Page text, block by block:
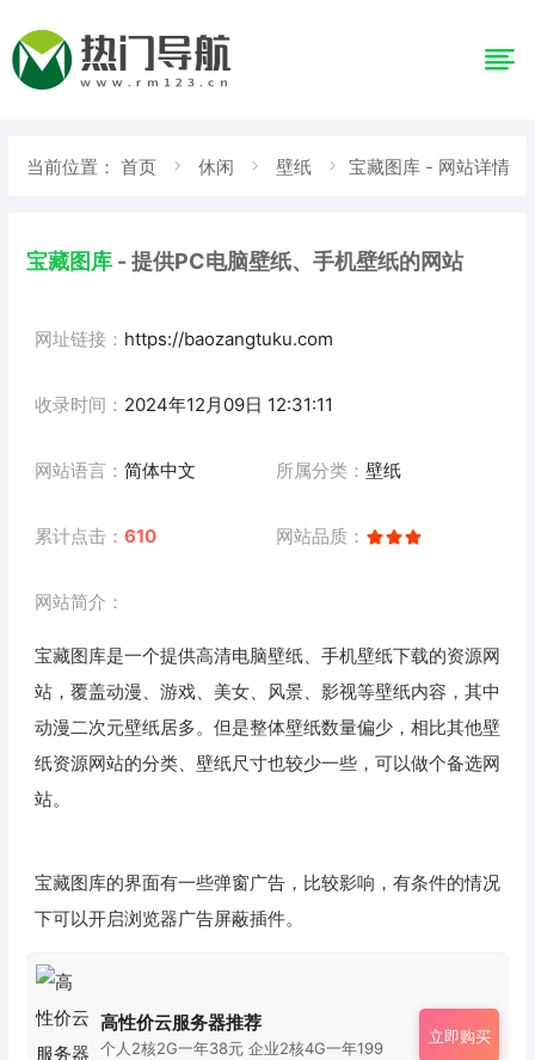
当前位置： 首页 休闲 壁纸 宝藏图库 - 网站详情
宝藏图库 - 提供PC电脑壁纸、手机壁纸的网站
网址链接： https://baozangtuku.com
收录时间： 2024年12月09日 12:31:11
网站语言： 简体中文 所属分类： 壁纸
累计点击： 610 网站品质：
网站简介：
宝藏图库是一个提供高清电脑壁纸、手机壁纸下载的资源网
站，覆盖动漫、游戏、美女、风景、影视等壁纸内容，其中
动漫二次元壁纸居多。但是整体壁纸数量偏少，相比其他壁
纸资源网站的分类、壁纸尺寸也较少一些，可以做个备选网
站。
宝藏图库的界面有一些弹窗广告，比较影响，有条件的情况
下可以开启浏览器广告屏蔽插件。
高性价云服务器推荐
个人2核2G一年38元 企业2核4G一年199
立即购买